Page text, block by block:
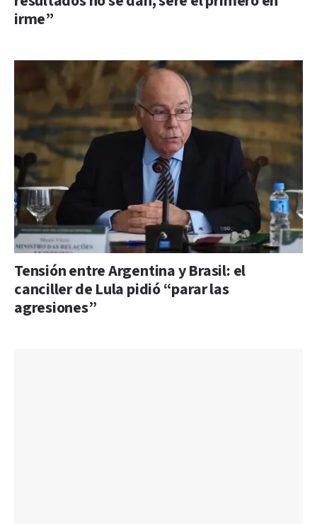
irme”
Tensión entre Argentina y Brasil: el
canciller de Lula pidió “parar las
agresiones”